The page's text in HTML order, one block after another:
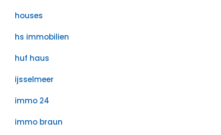
houses
hs immobilien
huf haus
ijsselmeer
immo 24
immo braun